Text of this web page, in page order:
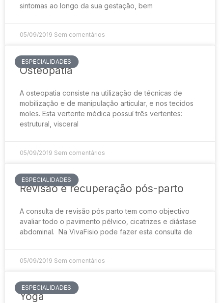
sintomas ao longo da sua gestação, bem
05/09/2019 Sem comentários
ESPECIALIDADES
Osteopatia
A osteopatia consiste na utilização de técnicas de
mobilização e de manipulação articular, e nos tecidos
moles. Esta vertente médica possuí três vertentes:
estrutural, visceral
05/09/2019 Sem comentários
ESPECIALIDADES
Revisão e recuperação pós-parto
A consulta de revisão pós parto tem como objectivo
avaliar todo o pavimento pélvico, cicatrizes e diástase
abdominal. Na VivaFisio pode fazer esta consulta de
05/09/2019 Sem comentários
ESPECIALIDADES
Yoga